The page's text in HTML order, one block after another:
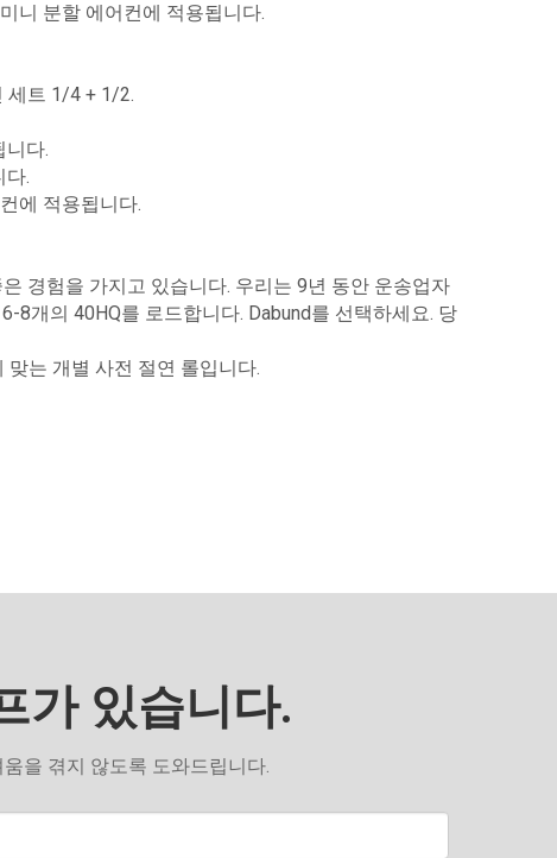
니 분할 에어컨에 적용됩니다.
세트 1/4 + 1/2.
니다.
다.
에 적용됩니다.
경험을 가지고 있습니다. 우리는 9년 동안 운송업자
8개의 40HQ를 로드합니다. Dabund를 선택하세요. 당
맞는 개별 사전 절연 롤입니다.
가 있습니다.
을 겪지 않도록 도와드립니다.